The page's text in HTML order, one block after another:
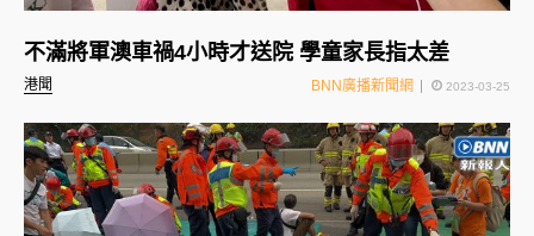
港聞
不滿將軍澳車禍4小時才送院 學童家長指太差
BNN廣播新聞網 2023-03-25